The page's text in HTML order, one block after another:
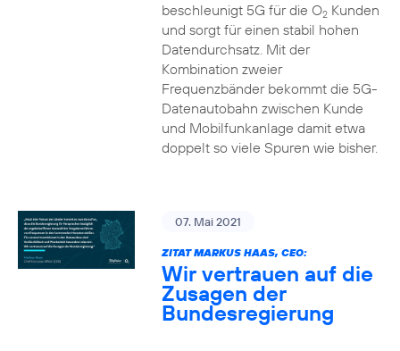
beschleunigt 5G für die O2Kunden
und sorgt für einen stabil hohen
Datendurchsatz. Mit der
Kombination zweier
Frequenzbänder bekommt die 5G-
Datenautobahn zwischen Kunde
und Mobilfunkanlage damit etwa
doppelt so viele Spuren wie bisher.
07. Mai 2021
ZITAT MARKUS HAAS, CEO:
Wir vertrauen auf die
Zusagen der
Bundesregierung